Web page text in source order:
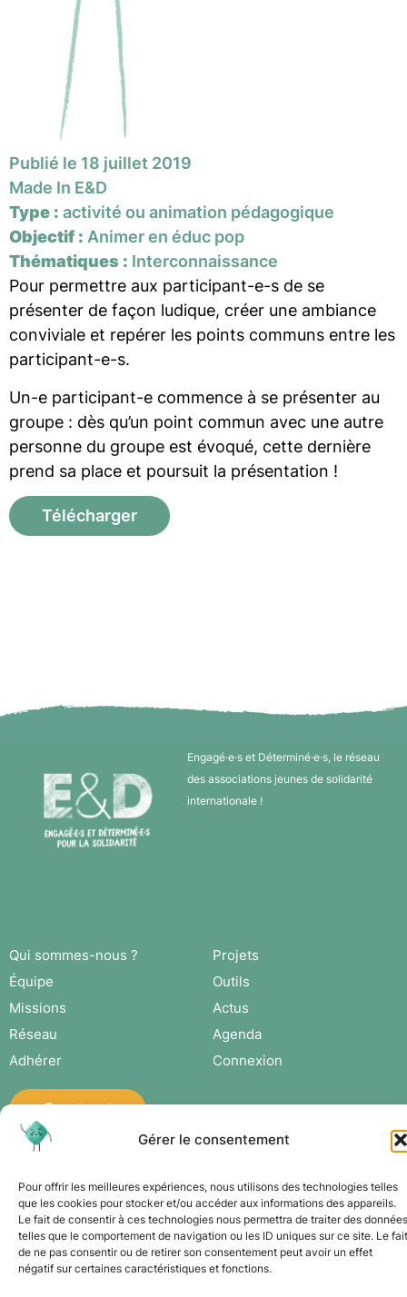
Gérer le consentement
Pour offrir les meilleures expériences, nous utilisons des technologies telles
que les cookies pour stocker et/ou accéder aux informations des appareils.
Le fait de consentir à ces technologies nous permettra de traiter des données
telles que le comportement de navigation ou les ID uniques sur ce site. Le fait
de ne pas consentir ou de retirer son consentement peut avoir un effet
négatif sur certaines caractéristiques et fonctions.
Publié le 18 juillet 2019
Made In E&D
Type : activité ou animation pédagogique
Objectif : Animer en éduc pop
Thématiques : Interconnaissance
Pour permettre aux participant-e-s de se
présenter de façon ludique, créer une ambiance
conviviale et repérer les points communs entre les
participant-e-s.
Un-e participant-e commence à se présenter au
groupe : dès qu’un point commun avec une autre
personne du groupe est évoqué, cette dernière
prend sa place et poursuit la présentation !
Télécharger
Engagé·e·s et Déterminé·e·s, le réseau
des associations jeunes de solidarité
internationale !
Qui sommes-nous ?
Équipe
Missions
Réseau
Adhérer
Projets
Outils
Actus
Agenda
Connexion
Contact